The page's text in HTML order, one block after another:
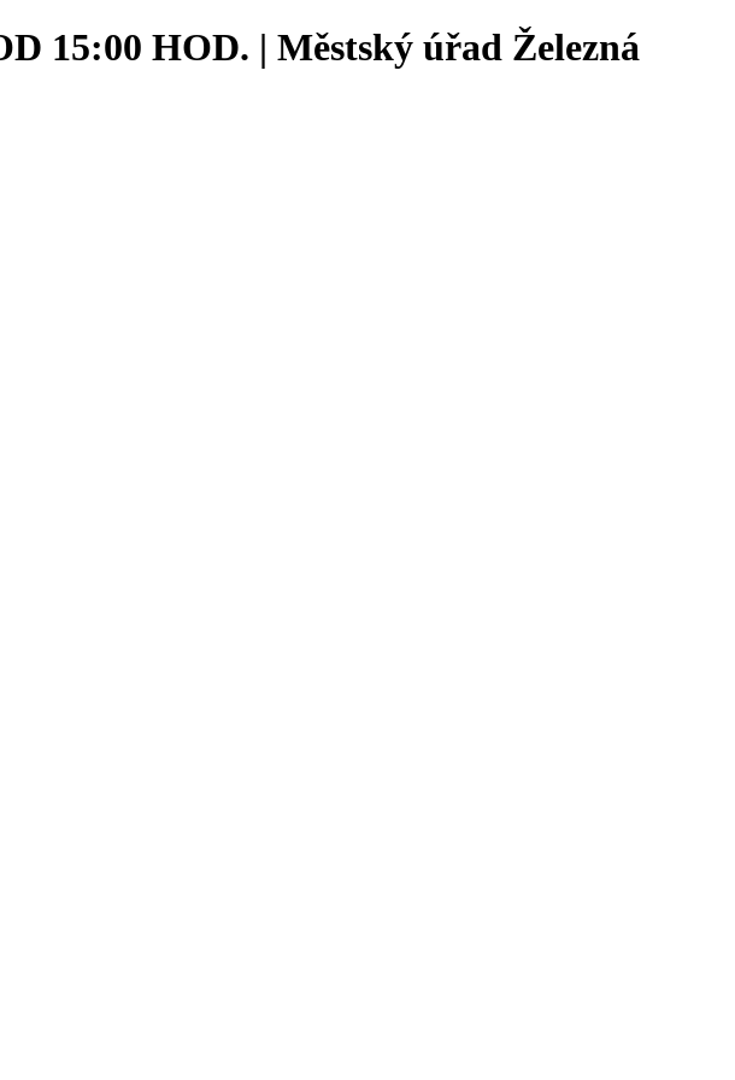
15:00 HOD. | Městský úřad Železná